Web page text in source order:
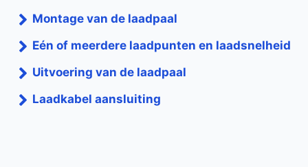
Montage van de laadpaal
Eén of meerdere laadpunten en laadsnelheid
Uitvoering van de laadpaal
Laadkabel aansluiting